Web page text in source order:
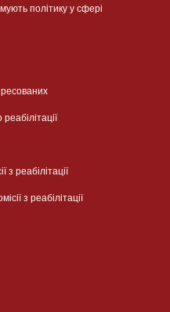
політику у сфері
з реабілітації
з реабілітації